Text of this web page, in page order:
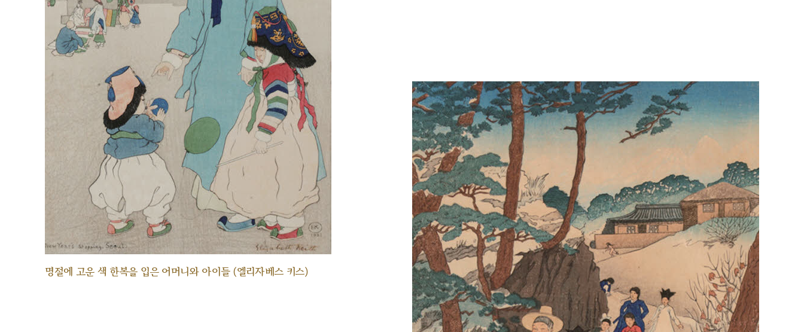
명절에 고운 색 한복을 입은 어머니와 아이들 (엘리자베스 키스)